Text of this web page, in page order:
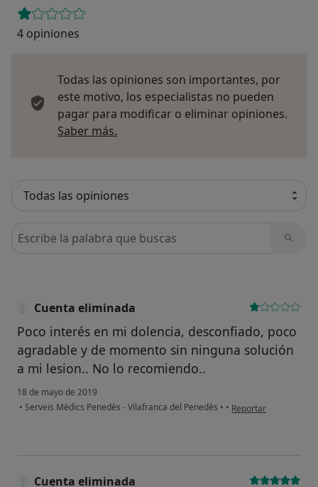
4 opiniones
Todas las opiniones son importantes, por
este motivo, los especialistas no pueden
pagar para modificar o eliminar opiniones.
Saber más.
Busca en opiniones
Cuenta eliminada
Poco interés en mi dolencia, desconfiado, poco
agradable y de momento sin ninguna solución
a mi lesion.. No lo recomiendo..
18 de mayo de 2019
• Serveis Mèdics Penedès - Vilafranca del Penedès • • en opinión del
Reportar
Cuenta eliminada